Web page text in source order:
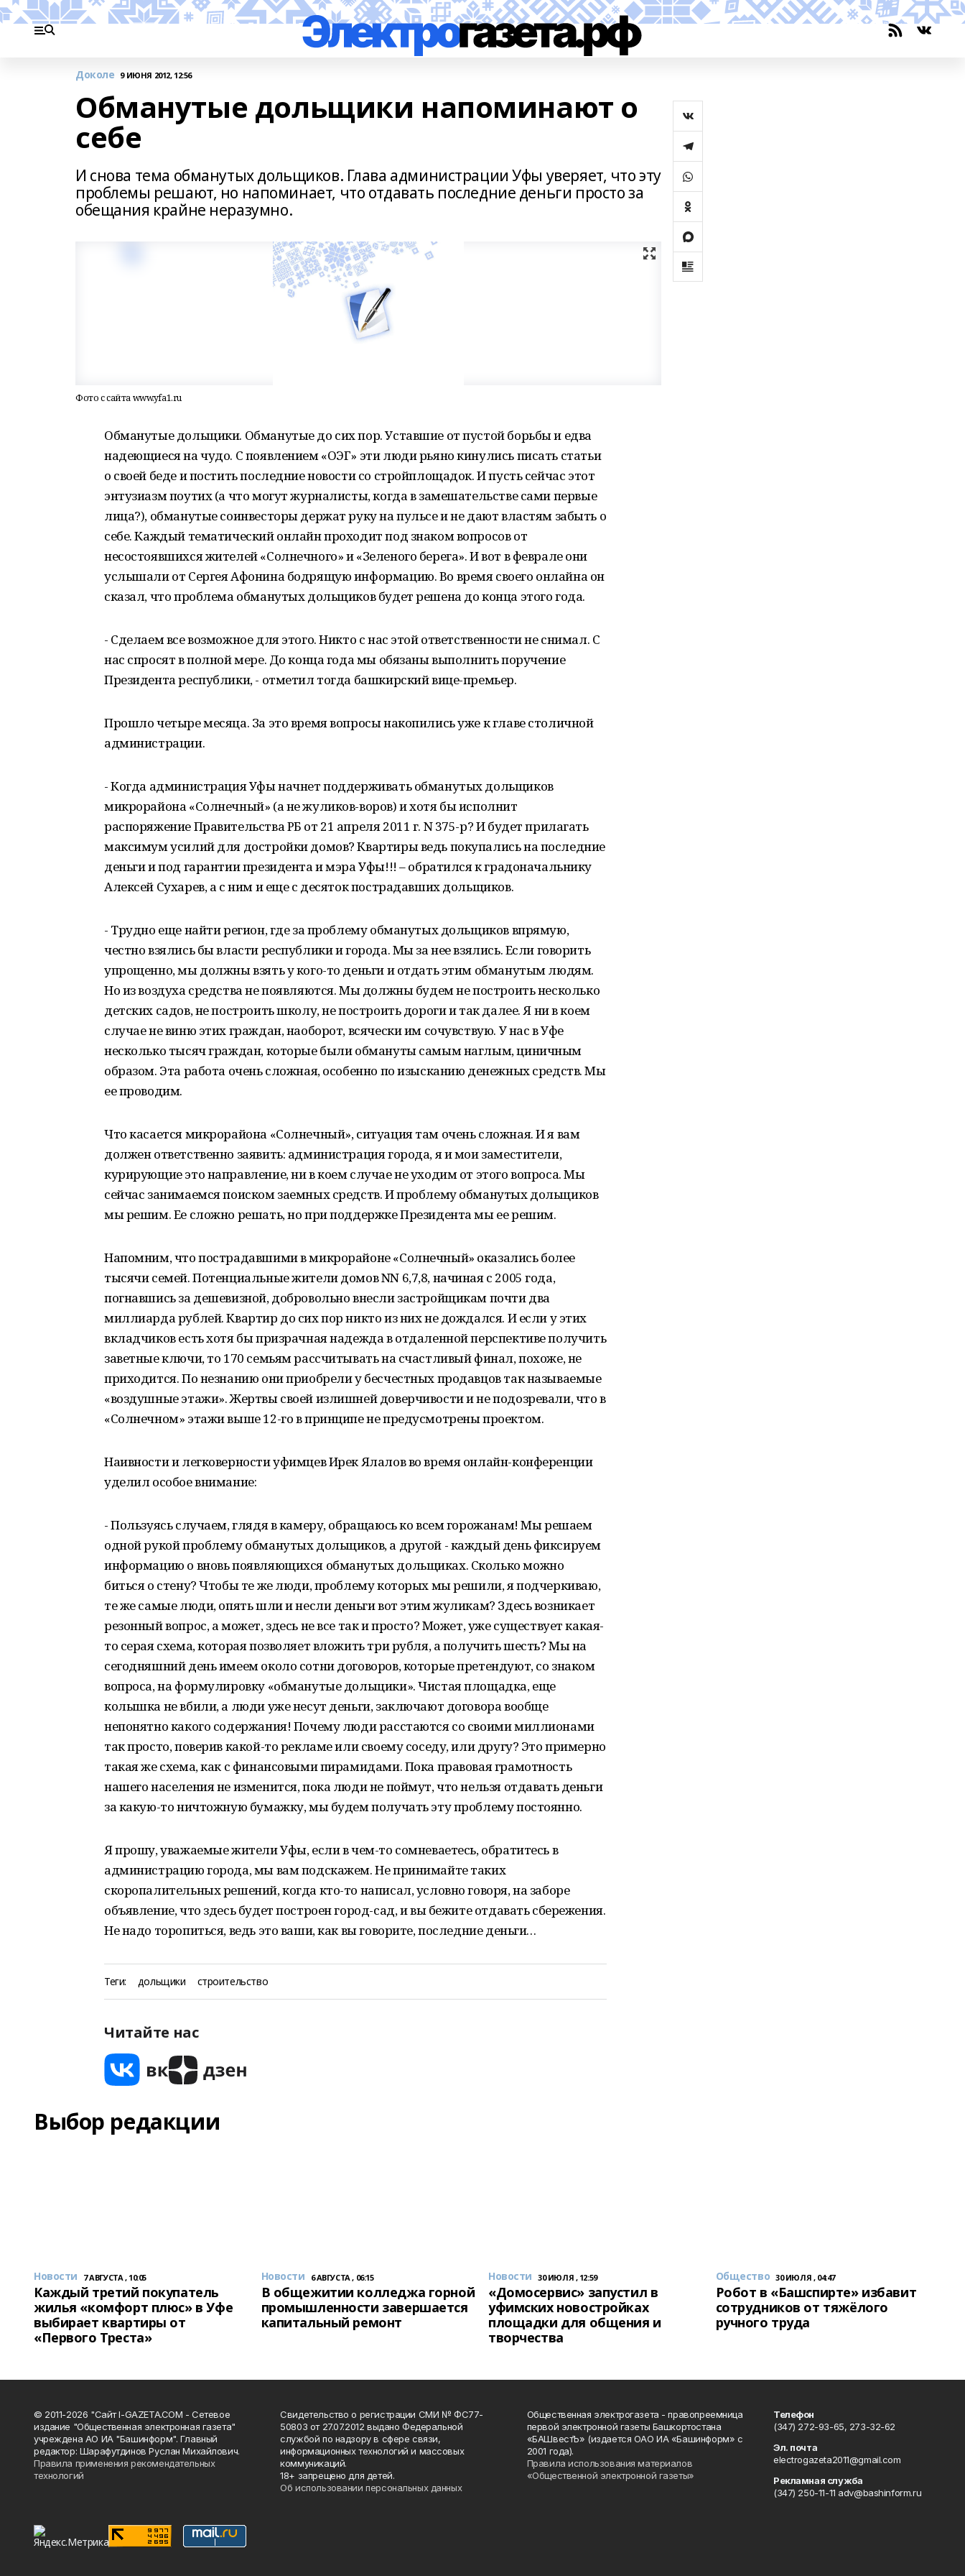
Доколе 9 ИЮНЯ 2012, 12:56
Обманутые дольщики напоминают о
себе
И снова тема обманутых дольщиков. Глава администрации Уфы уверяет, что эту
проблемы решают, но напоминает, что отдавать последние деньги просто за
обещания крайне неразумно.
Фото с сайта www.yfa1.ru
Обманутые дольщики. Обманутые до сих пор. Уставшие от пустой борьбы и едва
надеющиеся на чудо. С появлением «ОЭГ» эти люди рьяно кинулись писать статьи
о своей беде и постить последние новости со стройплощадок. И пусть сейчас этот
энтузиазм поутих (а что могут журналисты, когда в замешательстве сами первые
лица?), обманутые соинвесторы держат руку на пульсе и не дают властям забыть о
себе. Каждый тематический онлайн проходит под знаком вопросов от
несостоявшихся жителей «Солнечного» и «Зеленого берега». И вот в феврале они
услышали от Сергея Афонина бодрящую информацию. Во время своего онлайна он
сказал, что проблема обманутых дольщиков будет решена до конца этого года.
- Сделаем все возможное для этого. Никто с нас этой ответственности не снимал. С
нас спросят в полной мере. До конца года мы обязаны выполнить поручение
Президента республики, - отметил тогда башкирский вице-премьер.
Прошло четыре месяца. За это время вопросы накопились уже к главе столичной
администрации.
- Когда администрация Уфы начнет поддерживать обманутых дольщиков
микрорайона «Солнечный» (а не жуликов-воров) и хотя бы исполнит
распоряжение Правительства РБ от 21 апреля 2011 г. N 375-р? И будет прилагать
максимум усилий для достройки домов? Квартиры ведь покупались на последние
деньги и под гарантии президента и мэра Уфы!!! – обратился к градоначальнику
Алексей Сухарев, а с ним и еще с десяток пострадавших дольщиков.
- Трудно еще найти регион, где за проблему обманутых дольщиков впрямую,
честно взялись бы власти республики и города. Мы за нее взялись. Если говорить
упрощенно, мы должны взять у кого-то деньги и отдать этим обманутым людям.
Но из воздуха средства не появляются. Мы должны будем не построить несколько
детских садов, не построить школу, не построить дороги и так далее. Я ни в коем
случае не виню этих граждан, наоборот, всячески им сочувствую. У нас в Уфе
несколько тысяч граждан, которые были обмануты самым наглым, циничным
образом. Эта работа очень сложная, особенно по изысканию денежных средств. Мы
ее проводим.
Что касается микрорайона «Солнечный», ситуация там очень сложная. И я вам
должен ответственно заявить: администрация города, я и мои заместители,
курирующие это направление, ни в коем случае не уходим от этого вопроса. Мы
сейчас занимаемся поиском заемных средств. И проблему обманутых дольщиков
мы решим. Ее сложно решать, но при поддержке Президента мы ее решим.
Напомним, что пострадавшими в микрорайоне «Солнечный» оказались более
тысячи семей. Потенциальные жители домов NN 6,7,8, начиная с 2005 года,
погнавшись за дешевизной, добровольно внесли застройщикам почти два
миллиарда рублей. Квартир до сих пор никто из них не дождался. И если у этих
вкладчиков есть хотя бы призрачная надежда в отдаленной перспективе получить
заветные ключи, то 170 семьям рассчитывать на счастливый финал, похоже, не
приходится. По незнанию они приобрели у бесчестных продавцов так называемые
«воздушные этажи». Жертвы своей излишней доверчивости и не подозревали, что в
«Солнечном» этажи выше 12-го в принципе не предусмотрены проектом.
Наивности и легковерности уфимцев Ирек Ялалов во время онлайн-конференции
уделил особое внимание:
- Пользуясь случаем, глядя в камеру, обращаюсь ко всем горожанам! Мы решаем
одной рукой проблему обманутых дольщиков, а другой - каждый день фиксируем
информацию о вновь появляющихся обманутых дольщиках. Сколько можно
биться о стену? Чтобы те же люди, проблему которых мы решили, я подчеркиваю,
те же самые люди, опять шли и несли деньги вот этим жуликам? Здесь возникает
резонный вопрос, а может, здесь не все так и просто? Может, уже существует какая-
то серая схема, которая позволяет вложить три рубля, а получить шесть? Мы на
сегодняшний день имеем около сотни договоров, которые претендуют, со знаком
вопроса, на формулировку «обманутые дольщики». Чистая площадка, еще
колышка не вбили, а люди уже несут деньги, заключают договора вообще
непонятно какого содержания! Почему люди расстаются со своими миллионами
так просто, поверив какой-то рекламе или своему соседу, или другу? Это примерно
такая же схема, как с финансовыми пирамидами. Пока правовая грамотность
нашего населения не изменится, пока люди не поймут, что нельзя отдавать деньги
за какую-то ничтожную бумажку, мы будем получать эту проблему постоянно.
Я прошу, уважаемые жители Уфы, если в чем-то сомневаетесь, обратитесь в
администрацию города, мы вам подскажем. Не принимайте таких
скоропалительных решений, когда кто-то написал, условно говоря, на заборе
объявление, что здесь будет построен город-сад, и вы бежите отдавать сбережения.
Не надо торопиться, ведь это ваши, как вы говорите, последние деньги…
Теги: дольщики строительство
Читайте нас
Выбор редакции
Новости 7 АВГУСТА , 10:05
Каждый третий покупатель
жилья «комфорт плюс» в Уфе
выбирает квартиры от
«Первого Треста»
Новости 6 АВГУСТА , 06:15
В общежитии колледжа горной
промышленности завершается
капитальный ремонт
Новости 30 ИЮЛЯ , 12:59
«Домосервис» запустил в
уфимских новостройках
площадки для общения и
творчества
Общество 30 ИЮЛЯ , 04:47
Робот в «Башспирте» избавит
сотрудников от тяжёлого
ручного труда
© 2011-2026 "Сайт I-GAZETA.COM - Сетевое
издание "Общественная электронная газета"
учреждена АО ИА "Башинформ". Главный
редактор: Шарафутдинов Руслан Михайлович.
Правила применения рекомендательных
технологий
Свидетельство о регистрации СМИ № ФС77-
50803 от 27.07.2012 выдано Федеральной
службой по надзору в сфере связи,
информационных технологий и массовых
коммуникаций.
18+ запрещено для детей.
Об использовании персональных данных
Общественная электрогазета - правопреемница
первой электронной газеты Башкортостана
«БАШвестЪ» (издается ОАО ИА «Башинформ» с
2001 года).
Правила использования материалов
«Общественной электронной газеты»
Телефон
(347) 272-93-65, 273-32-62
Эл. почта
electrogazeta2011@gmail.com
Рекламная служба
(347) 250-11-11 adv@bashinform.ru